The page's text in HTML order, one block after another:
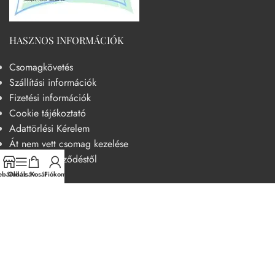
HASZNOS INFORMÁCIÓK
Csomagkövetés
Szállítási információk
Fizetési információk
Cookie tájékoztató
Adattörlési Kérelem
Át nem vett csomag kezelése
Elállás a szerződéstől
OldalsávKosárFiókom